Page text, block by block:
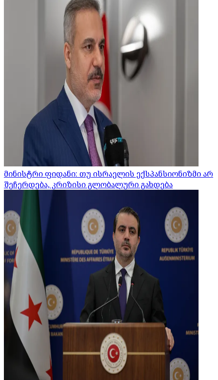
მინისტრი ფიდანი: თუ ისრაელის ექსპანსიონიზმი არ
შეჩერდება, კრიზისი გლობალური გახდება